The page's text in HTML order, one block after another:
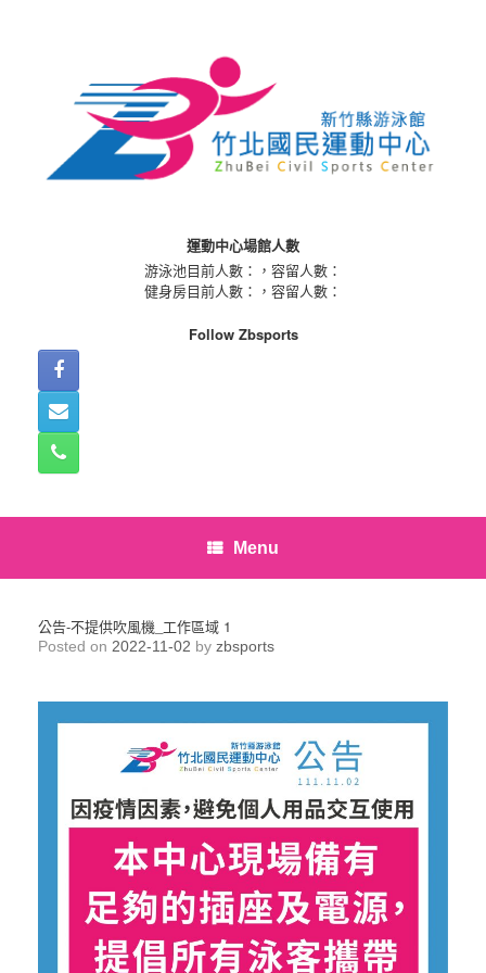
運動中心場館人數
游泳池目前人數：
，容留人數：
健身房目前人數：
，容留人數：
Follow Zbsports
Menu
公告-不提供吹風機_工作區域 1
Posted on 2022-11-02 by zbsports